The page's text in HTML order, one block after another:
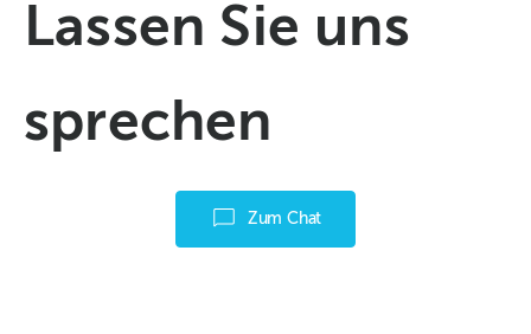
Lassen Sie uns
sprechen
Zum Chat